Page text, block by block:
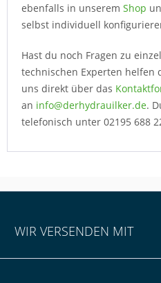
ebenfalls in unserem Shop
selbst individuell
Hast du noch Fragen zu
technischen Experten helfen
uns direkt über das
an info@derhydrauilker.de.
telefonisch unter 02195 688
WIR VERSENDEN MIT